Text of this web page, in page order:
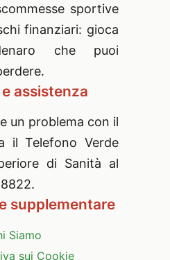
sportive
finanziari: gioca
che puoi
assistenza
un problema con il
il Telefono Verde
di Sanità al
supplementare
Siamo
sui Cookie